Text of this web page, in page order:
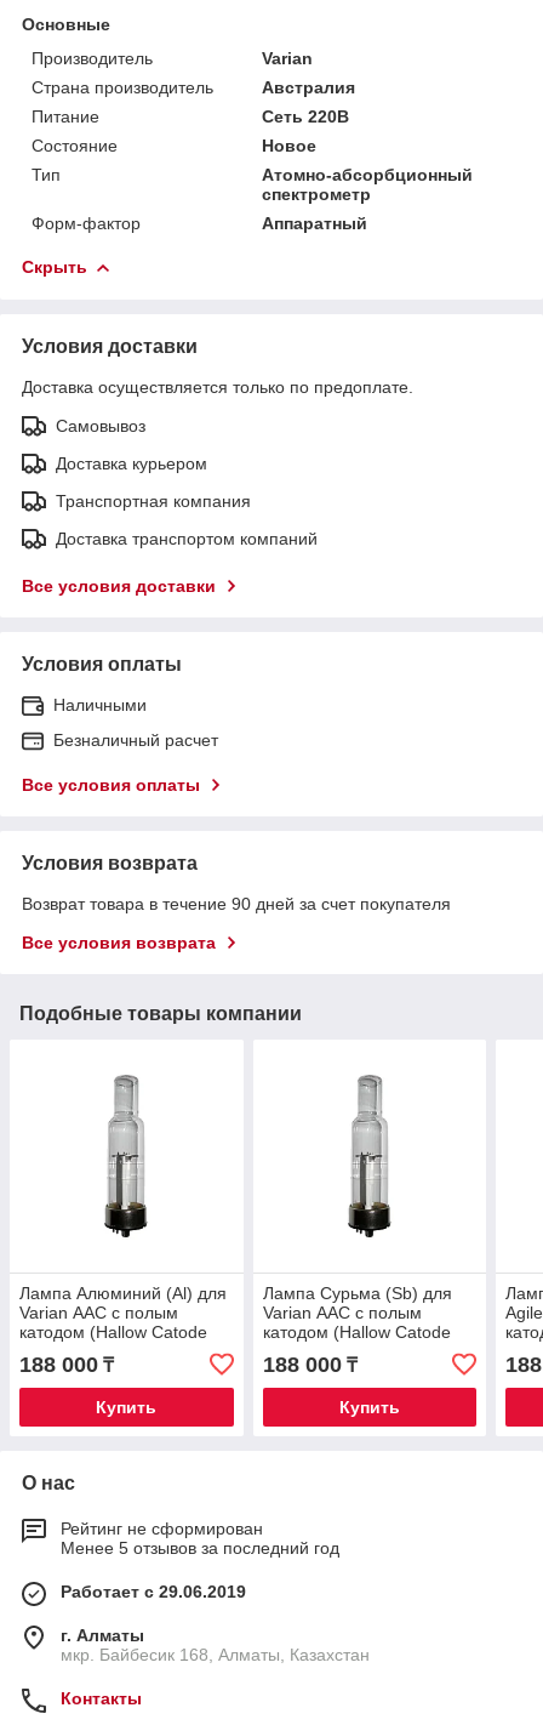
Основные
Производитель
Varian
Страна производитель
Австралия
Питание
Сеть 220В
Состояние
Новое
Тип
Атомно-абсорбционный
спектрометр
Форм-фактор
Аппаратный
Скрыть
Условия доставки
Доставка осуществляется только по предоплате.
Самовывоз
Доставка курьером
Транспортная компания
Доставка транспортом компаний
Все условия доставки
Условия оплаты
Наличными
Безналичный расчет
Все условия оплаты
Условия возврата
Возврат товара в течение 90 дней за счет покупателя
Все условия возврата
Подобные товары компании
Лампа Алюминий (Al) для
Varian ААС с полым
катодом (Hallow Catode
188 000 ₸
Купить
Лампа Сурьма (Sb) для
Varian ААС с полым
катодом (Hallow Catode
188 000₸
Купить
О нас
Рейтинг не сформирован
Менее 5 отзывов за последний год
Работает с 29.06.2019
г. Алматы
мкр. Байбесик 168, Алматы, Казахстан
Контакты